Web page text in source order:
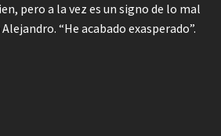
pero a la vez es un signo de lo mal
“He acabado exasperado”.